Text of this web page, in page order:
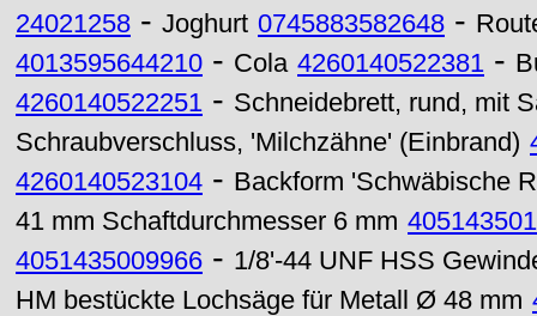
24021258 - Joghurt 0745883582648 -
4013595644210 - Cola 4260140522381 -
4260140522251 - Schneidebrett, rund, mit
Schraubverschluss, 'Milchzähne' (Einbrand)
4260140523104 - Backform 'Schwäbische
41 mm Schaftdurchmesser 6 mm
4051435009966 - 1/8'-44 UNF HSS
HM bestückte Lochsäge für Metall Ø 48 mm